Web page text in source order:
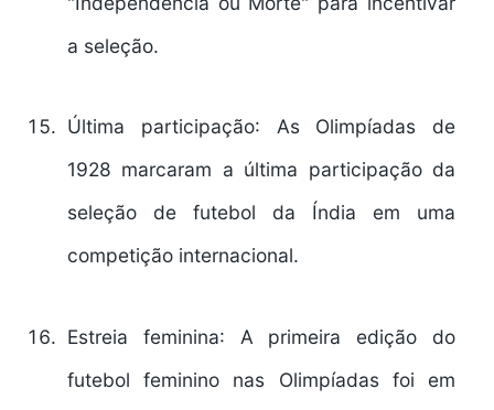
a seleção.
Última participação: As Olimpíadas de
1928 marcaram a última participação da
seleção de futebol da Índia em uma
competição internacional.
Estreia feminina: A primeira edição do
futebol feminino nas Olimpíadas foi em